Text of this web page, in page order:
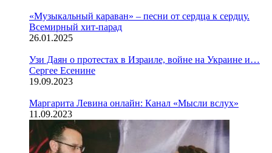
«Музыкальный караван» – песни от сердца к сердцу.
Всемирный хит-парад
26.01.2025
Узи Даян о протестах в Израиле, войне на Украине и…
Сергее Есенине
19.09.2023
Маргарита Левина онлайн: Канал «Мысли вслух»
11.09.2023